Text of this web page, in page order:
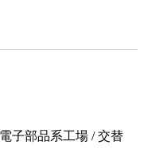
子部品系工場 / 交替